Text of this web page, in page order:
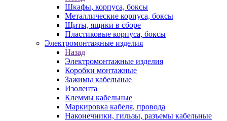
Шкафы, корпуса, боксы
Металлические корпуса, боксы
Щиты, ящики в сборе
Пластиковые корпуса, боксы
Электромонтажные изделия
Назад
Электромонтажные изделия
Коробки монтажные
Зажимы кабельные
Изолента
Клеммы кабельные
Маркировка кабеля, провода
Наконечники, гильзы, разъемы кабельные